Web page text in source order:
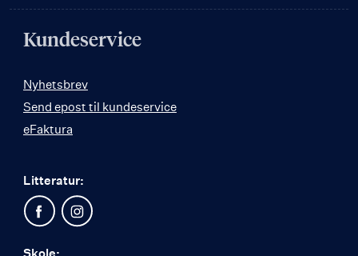
Kundeservice
Nyhetsbrev
Send epost til kundeservice
eFaktura
Litteratur:
Skole: